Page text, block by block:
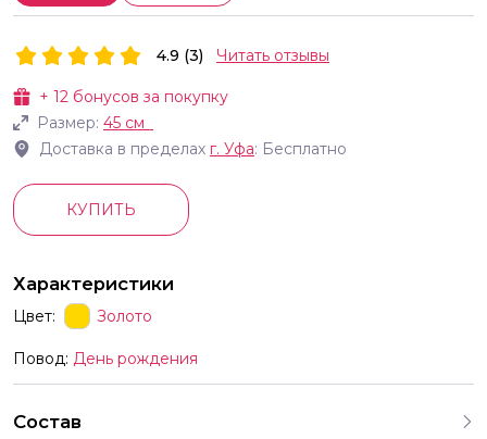
+ 12 бонусов за покупку
Размер: 45 см
Доставка в пределах г. Уфа: Бесплатно
4.9 (3) Читать отзывы
КУПИТЬ
Характеристики
Цвет: Золото
Повод: День рождения
Состав